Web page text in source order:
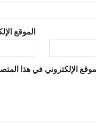
الموقع
الإلكتروني في هذا